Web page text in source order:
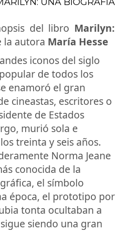
del libro Marilyn:
la autora María Hesse
iconos del siglo
de todos los
enamoró el gran
cineastas, escritores o
de Estados
murió sola e
treinta y seis años.
Norma Jeane
conocida de la
el símbolo
época, el prototipo por
tonta ocultaban a
siendo una gran